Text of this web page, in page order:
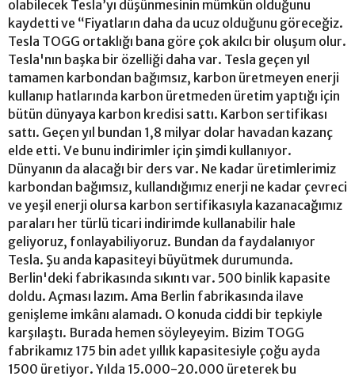
olabilecek Tesla’yı düşünmesinin mümkün olduğunu
kaydetti ve “Fiyatların daha da ucuz olduğunu göreceğiz.
Tesla TOGG ortaklığı bana göre çok akılcı bir oluşum olur.
Tesla'nın başka bir özelliği daha var. Tesla geçen yıl
tamamen karbondan bağımsız, karbon üretmeyen enerji
kullanıp hatlarında karbon üretmeden üretim yaptığı için
bütün dünyaya karbon kredisi sattı. Karbon sertifikası
sattı. Geçen yıl bundan 1,8 milyar dolar havadan kazanç
elde etti. Ve bunu indirimler için şimdi kullanıyor.
Dünyanın da alacağı bir ders var. Ne kadar üretimlerimiz
karbondan bağımsız, kullandığımız enerji ne kadar çevreci
ve yeşil enerji olursa karbon sertifikasıyla kazanacağımız
paraları her türlü ticari indirimde kullanabilir hale
geliyoruz, fonlayabiliyoruz. Bundan da faydalanıyor
Tesla. Şu anda kapasiteyi büyütmek durumunda.
Berlin'deki fabrikasında sıkıntı var. 500 binlik kapasite
doldu. Açması lazım. Ama Berlin fabrikasında ilave
genişleme imkânı alamadı. O konuda ciddi bir tepkiyle
karşılaştı. Burada hemen söyleyeyim. Bizim TOGG
fabrikamız 175 bin adet yıllık kapasitesiyle çoğu ayda
1500 üretiyor. Yılda 15.000-20.000 üreterek bu